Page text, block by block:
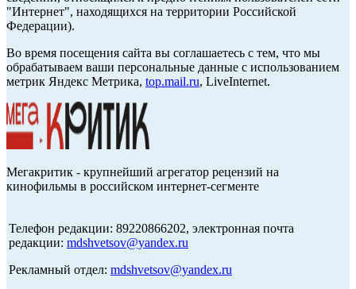
"Интернет", находящихся на территории Российской
Федерации).
Во время посещения сайта вы соглашаетесь с тем, что мы
обрабатываем ваши персональные данные с использованием
метрик Яндекс Метрика, top.mail.ru, LiveInternet.
Мегакритик - крупнейший агрегатор рецензий на
кинофильмы в российском интернет-сегменте
Телефон редакции: 89220866202, электронная почта
редакции: mdshvetsov@yandex.ru
Рекламный отдел: mdshvetsov@yandex.ru